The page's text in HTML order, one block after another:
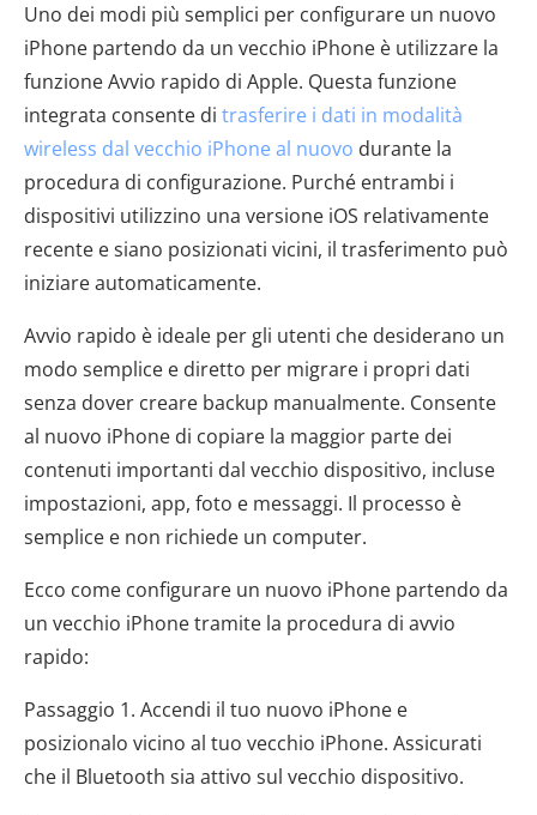
Uno dei modi più semplici per configurare un nuovo
iPhone partendo da un vecchio iPhone è utilizzare la
funzione Avvio rapido di Apple. Questa funzione
integrata consente di trasferire i dati in modalità
wireless dal vecchio iPhone al nuovo durante la
procedura di configurazione. Purché entrambi i
dispositivi utilizzino una versione iOS relativamente
recente e siano posizionati vicini, il trasferimento può
iniziare automaticamente.
Avvio rapido è ideale per gli utenti che desiderano un
modo semplice e diretto per migrare i propri dati
senza dover creare backup manualmente. Consente
al nuovo iPhone di copiare la maggior parte dei
contenuti importanti dal vecchio dispositivo, incluse
impostazioni, app, foto e messaggi. Il processo è
semplice e non richiede un computer.
Ecco come configurare un nuovo iPhone partendo da
un vecchio iPhone tramite la procedura di avvio
rapido:
Passaggio 1. Accendi il tuo nuovo iPhone e
posizionalo vicino al tuo vecchio iPhone. Assicurati
che il Bluetooth sia attivo sul vecchio dispositivo.